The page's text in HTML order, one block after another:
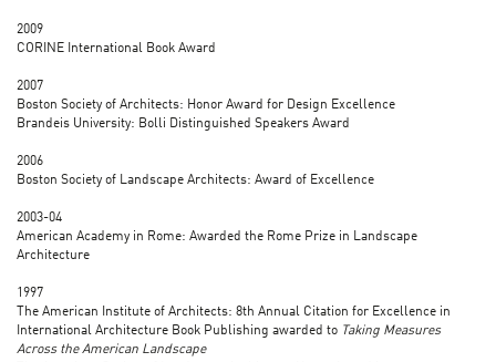
2009
CORINE International Book Award
2007
Boston Society of Architects: Honor Award for Design Excellence
Brandeis University: Bolli Distinguished Speakers Award
2006
Boston Society of Landscape Architects: Award of Excellence
2003-04
American Academy in Rome: Awarded the Rome Prize in Landscape
Architecture
1997
The American Institute of Architects: 8th Annual Citation for Excellence in
International Architecture Book Publishing awarded to Taking Measures
Across the American Landscape